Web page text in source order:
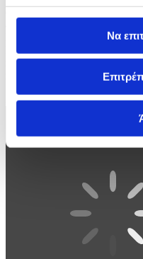
Να
epa12969830 Indonesia’s
a French‑made Rafale
Perdanakusuma Air Base in
Indonesian government
including six Falcon 8X
missiles and six Rafale...
3 / 4